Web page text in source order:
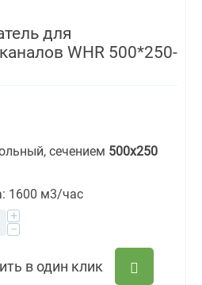
для
WHR 500*250-
сечением 500х250
1600 м3/час
+
−
в один клик